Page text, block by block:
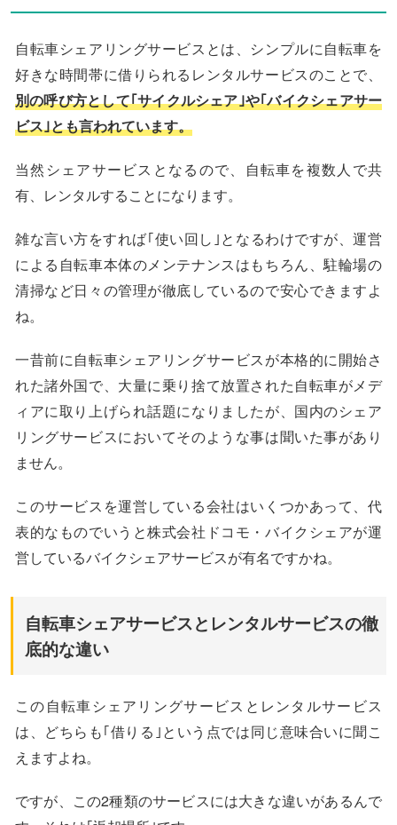
自転車シェアリングサービスとは、シンプルに自転車を
好きな時間帯に借りられるレンタルサービスのことで、
別の呼び方として｢サイクルシェア｣や｢バイクシェアサー
ビス｣とも言われています。
当然シェアサービスとなるので、自転車を複数人で共
有、レンタルすることになります。
雑な言い方をすれば｢使い回し｣となるわけですが、運営
による自転車本体のメンテナンスはもちろん、駐輪場の
清掃など日々の管理が徹底しているので安心できますよ
ね。
一昔前に自転車シェアリングサービスが本格的に開始さ
れた諸外国で、大量に乗り捨て放置された自転車がメデ
ィアに取り上げられ話題になりましたが、国内のシェア
リングサービスにおいてそのような事は聞いた事があり
ません。
このサービスを運営している会社はいくつかあって、代
表的なものでいうと株式会社ドコモ・バイクシェアが運
営しているバイクシェアサービスが有名ですかね。
自転車シェアサービスとレンタルサービスの徹
底的な違い
この自転車シェアリングサービスとレンタルサービス
は、どちらも｢借りる｣という点では同じ意味合いに聞こ
えますよね。
ですが、この2種類のサービスには大きな違いがあるんで